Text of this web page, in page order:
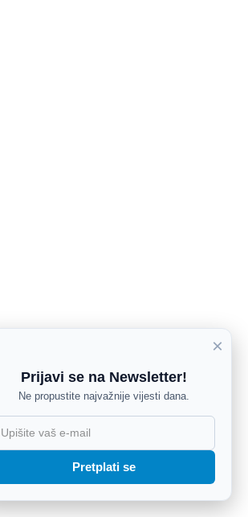
×
Prijavi se na Newsletter!
Ne propustite najvažnije vijesti dana.
Pretplati se